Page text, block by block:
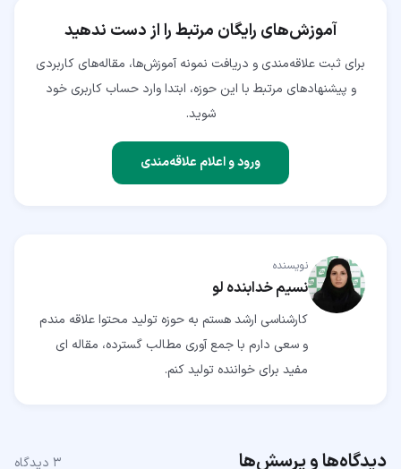
آموزش‌های رایگان مرتبط را از دست ندهید
برای ثبت علاقه‌مندی و دریافت نمونه آموزش‌ها، مقاله‌های کاربردی
و پیشنهادهای مرتبط با این حوزه، ابتدا وارد حساب کاربری خود
شوید.
ورود و اعلام علاقه‌مندی
نویسنده
نسیم خدابنده لو
کارشناسی ارشد هستم به حوزه تولید محتوا علاقه مندم
و سعی دارم با جمع آوری مطالب گسترده، مقاله ای
مفید برای خواننده تولید کنم.
دیدگاه‌ها و پرسش‌ها ۳ دیدگاه